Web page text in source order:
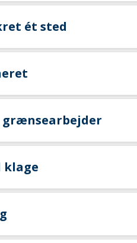
ét sted
grænsearbejder
klage